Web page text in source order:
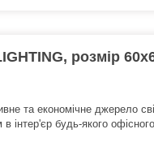
розмір
та економічне джерело
інтер'єр будь-якого